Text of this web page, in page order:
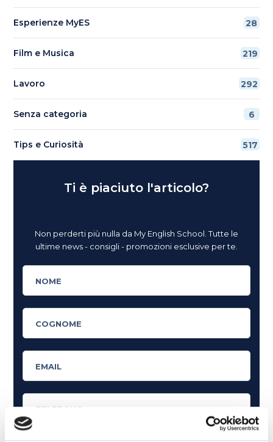
Esperienze MyES 28
Film e Musica 219
Lavoro 292
Senza categoria 6
Tips e Curiosità 517
Ti è piaciuto l'articolo?
Non perderti più nulla da My English School. Tutte le
ultime news - consigli - promozioni esclusive per te.